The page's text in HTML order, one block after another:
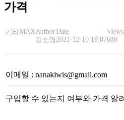
가격
기타MAXAuthor
강소영
Date
2021-12-10 19:07
Views
680
이메일 : nanakiwis@gmail.com
구입할 수 있는지 여부와 가격 알